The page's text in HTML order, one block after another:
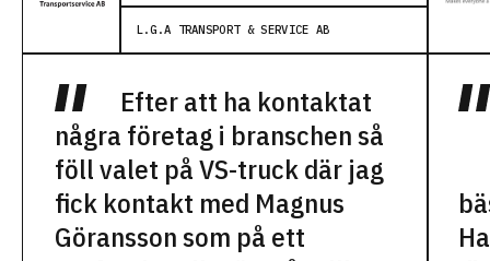
L.G.A TRANSPORT & SERVICE AB
Efter att ha kontaktat
några företag i branschen så
föll valet på VS-truck där jag
fick kontakt med Magnus
Göransson som på ett